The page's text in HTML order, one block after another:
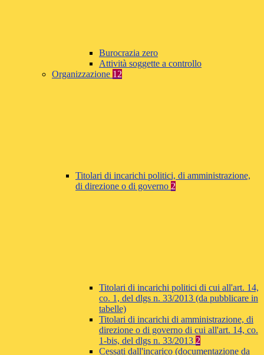
Burocrazia zero
Attività soggette a controllo
Organizzazione 12
Titolari di incarichi politici, di amministrazione,
di direzione o di governo 2
Titolari di incarichi politici di cui all'art. 14,
co. 1, del dlgs n. 33/2013 (da pubblicare in
tabelle)
Titolari di incarichi di amministrazione, di
direzione o di governo di cui all'art. 14, co.
1-bis, del dlgs n. 33/2013 2
Cessati dall'incarico (documentazione da